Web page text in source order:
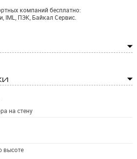
компаний бесплатно:
IML, ПЭК, Байкал Сервис.
на стену
высоте